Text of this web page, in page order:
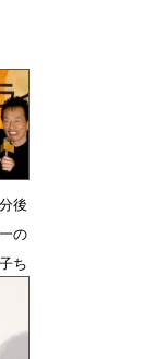
後
の
ち